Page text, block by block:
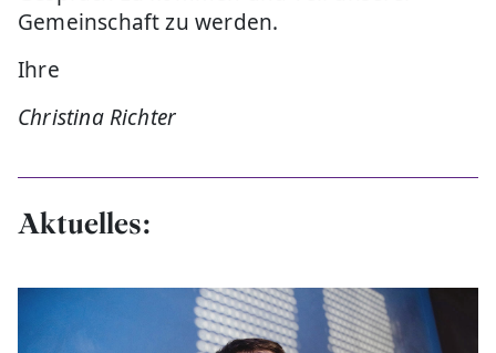
Gemeinschaft zu werden.
Ihre
Christina Richter
Aktuelles: